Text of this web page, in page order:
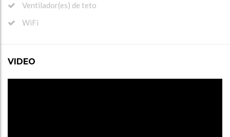
Ventilador(es) de teto
WiFi
VIDEO